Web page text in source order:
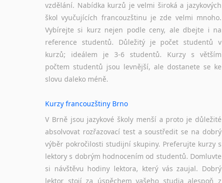
vzdělání. Nabídka kurzů je velmi široká a jazykových
škol vyučujících francouzštinu je zde velmi mnoho.
Vybírejte si kurz nejen podle ceny, ale dbejte i na
reference studentů. Důležitý je počet studentů v
kurzů; ideálem je 3-6 studentů. Kurzy s větším
počtem studentů jsou levnější, ale dostanete se ke
slovu daleko méně.
Kurzy francouzštiny Brno
V Brně jsou jazykové školy menší a proto je důležité
absolvovat rozřazovací test a soustředit se na dobrý
výběr pokročilosti studijní skupiny. Preferujte kurzy s
lektory s dobrým hodnocením od studentů. Domluvte
si návštěvu hodiny lektora, který vás zaujal. Dobrý
lektor stojí za úspěchem vašeho studia alespoň z